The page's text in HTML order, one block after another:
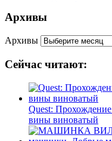
Архивы
Архивы
Сейчас читают:
Quest:
вины виноватый